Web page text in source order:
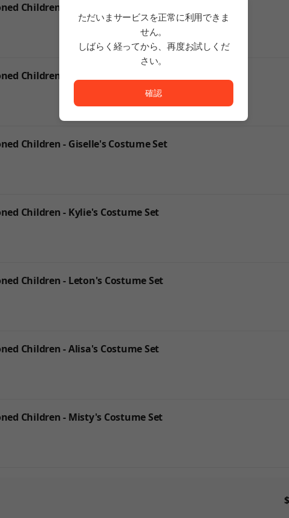
Children - Heixing's Costume Set
Children - Ray's Costume Set
Children - Giselle's Costume Set
Children - Kylie's Costume Set
Children - Leton's Costume Set
Children - Alisa's Costume Set
Children - Misty's Costume Set
ただいまサービスを正常に利用できま
せん。
しばらく経ってから、再度お試しくだ
さい。
確認